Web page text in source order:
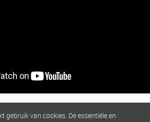
gebruik van cookies. De essentiële en